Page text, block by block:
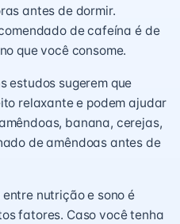
antes de dormir.
de cafeína é de
que você consome.
estudos sugerem que
relaxante e podem ajudar
banana, cerejas,
de amêndoas antes de
nutrição e sono é
fatores. Caso você tenha